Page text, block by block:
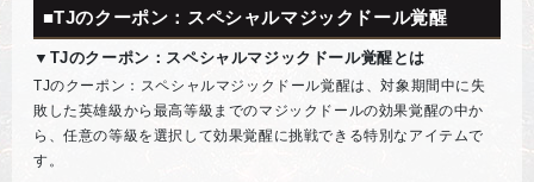
■TJのクーポン：スペシャルマジックドール覚醒
▼TJのクーポン：スペシャルマジックドール覚醒とは
TJのクーポン：スペシャルマジックドール覚醒は、対象期間中に失
敗した英雄級から最高等級までのマジックドールの効果覚醒の中か
ら、任意の等級を選択して効果覚醒に挑戦できる特別なアイテムで
す。